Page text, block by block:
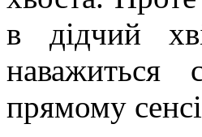
в дідчий
наважиться
прямому